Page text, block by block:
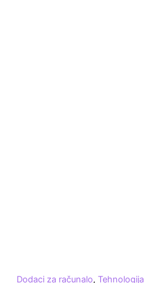
Dodaci za računalo, Tehnologija